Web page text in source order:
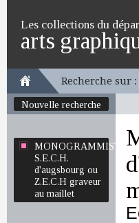
Les collections du
arts
Recherche sur :
Nouvelle recherche
MONOGRAMMISTE
S.E.C.H.
d'augsbourg ou
Z.E.C.H graveur
au maillet